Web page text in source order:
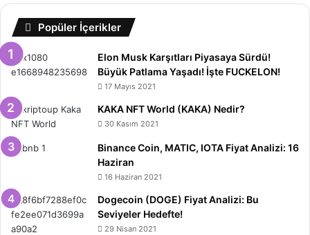
Popüler İçerikler
Elon Musk Karşıtları Piyasaya Sürdü!
Büyük Patlama Yaşadı! İşte FUCKELON!
17 Mayıs 2021
KAKA NFT World (KAKA) Nedir?
30 Kasım 2021
Binance Coin, MATIC, IOTA Fiyat Analizi: 16
Haziran
16 Haziran 2021
Dogecoin (DOGE) Fiyat Analizi: Bu
Seviyeler Hedefte!
29 Nisan 2021